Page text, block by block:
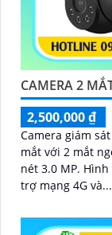
CAMERA 2
2,500,000 ₫
Camera giám
mắt với 2 mắt
nét 3.0 MP. Hình ảnh chất lượng truyền qua mạng 4G hỗ
trợ mạng 4G và...